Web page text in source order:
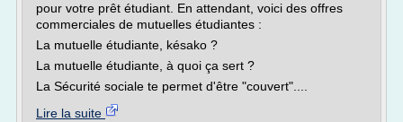
pour votre prêt étudiant. En attendant, voici des offres
commerciales de mutuelles étudiantes :
La mutuelle étudiante, késako ?
La mutuelle étudiante, à quoi ça sert ?
La Sécurité sociale te permet d'être "couvert"....
Lire la suite